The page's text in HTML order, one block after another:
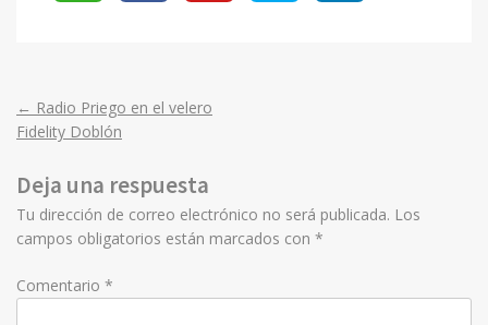
Post
navigation
← Radio Priego en el velero
Fidelity Doblón
Deja una respuesta
Tu dirección de correo electrónico no será publicada. Los
campos obligatorios están marcados con *
Comentario *